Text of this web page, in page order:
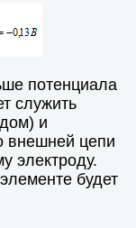
потенциала
служить
и
внешней цепи
электроду.
будет